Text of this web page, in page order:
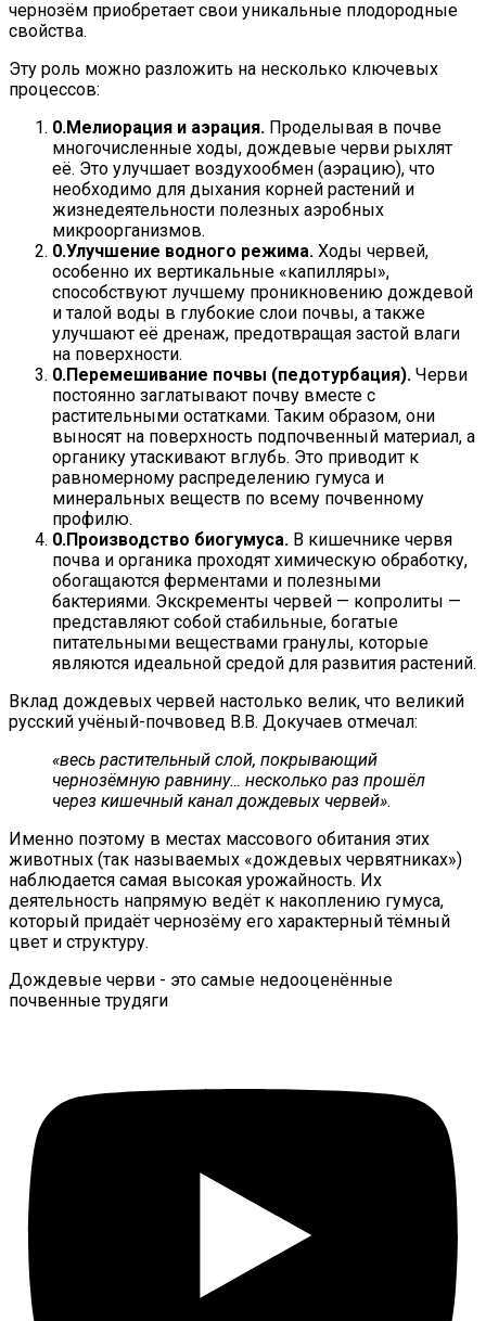
чернозём приобретает свои уникальные плодородные
свойства.
Эту роль можно разложить на несколько ключевых
процессов:
Мелиорация и аэрация. Проделывая в почве
многочисленные ходы, дождевые черви рыхлят
её. Это улучшает воздухообмен (аэрацию), что
необходимо для дыхания корней растений и
жизнедеятельности полезных аэробных
микроорганизмов.
Улучшение водного режима. Ходы червей,
особенно их вертикальные «капилляры»,
способствуют лучшему проникновению дождевой
и талой воды в глубокие слои почвы, а также
улучшают её дренаж, предотвращая застой влаги
на поверхности.
Перемешивание почвы (педотурбация). Черви
постоянно заглатывают почву вместе с
растительными остатками. Таким образом, они
выносят на поверхность подпочвенный материал, а
органику утаскивают вглубь. Это приводит к
равномерному распределению гумуса и
минеральных веществ по всему почвенному
профилю.
Производство биогумуса. В кишечнике червя
почва и органика проходят химическую обработку,
обогащаются ферментами и полезными
бактериями. Экскременты червей — копролиты —
представляют собой стабильные, богатые
питательными веществами гранулы, которые
являются идеальной средой для развития растений.
Вклад дождевых червей настолько велик, что великий
русский учёный-почвовед В.В. Докучаев отмечал:
«весь растительный слой, покрывающий
чернозёмную равнину… несколько раз прошёл
через кишечный канал дождевых червей».
Именно поэтому в местах массового обитания этих
животных (так называемых «дождевых червятниках»)
наблюдается самая высокая урожайность. Их
деятельность напрямую ведёт к накоплению гумуса,
который придаёт чернозёму его характерный тёмный
цвет и структуру.
Дождевые черви - это самые недооценённые
почвенные трудяги